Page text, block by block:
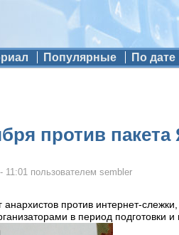
Популярные По дате
против
11:01 пользователем sembler
против интернет-
в период подготовки